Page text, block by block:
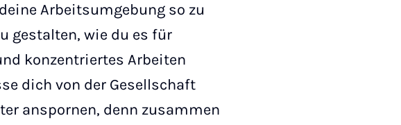
Arbeitsumgebung so zu
gestalten, wie du es für
konzentriertes Arbeiten
dich von der Gesellschaft
anspornen, denn zusammen